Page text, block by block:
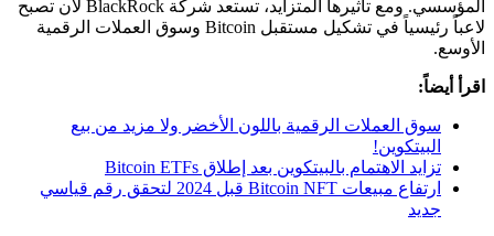
المؤسسي. ومع تأثيرها المتزايد، تستعد شركة BlackRock لأن تصبح
لاعباً رئيسياً في تشكيل مستقبل Bitcoin وسوق العملات الرقمية
الأوسع.
اقرأ أيضاً:
سوق العملات الرقمية باللون الأخضر ولا مزيد من بيع
البيتكوين!
تزايد الاهتمام بالبيتكوين بعد إطلاق Bitcoin ETFs
ارتفاع مبيعات Bitcoin NFT قبل 2024 لتحقق رقم قياسي
جديد